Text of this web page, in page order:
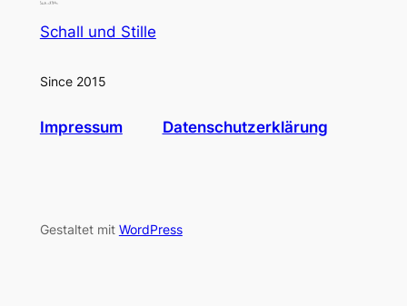
Schall und Stille
Since 2015
Impressum Datenschutzerklärung
Gestaltet mit WordPress